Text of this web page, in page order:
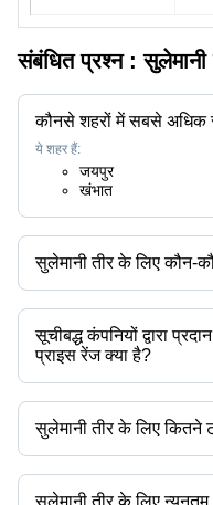
संबंधित प्रश्न :सुलेमानी
कौनसे शहरों में सबसे अधिक
ये शहर हैं:
जयपुर
खंभात
सुलेमानी तीर के लिए कौन-
उपलब्ध ब्रांड हैं -
सूचीबद्ध कंपनियों द्वारा
प्राइस रेंज क्या है?
सुलेमानी तीर की प्राइस रेंज है -
कंपनी का नाम
सुलेमानी तीर के लिए कितने
सुलेमानी तीर के ट्रस्टेड सेलर्स हैं:
ह स र इंटरप्राइजेज